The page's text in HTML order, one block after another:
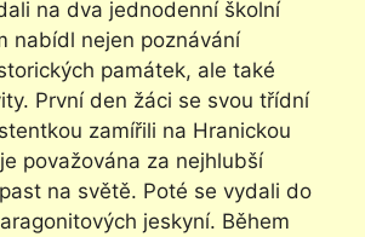
na dva jednodenní školní
nabídl nejen poznávání
památek, ale také
První den žáci se svou třídní
zamířili na Hranickou
považována za nejhlubší
na světě. Poté se vydali do
jeskyní. Během